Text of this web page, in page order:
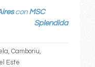
con MSC
Splendida
Camboriu,
Este